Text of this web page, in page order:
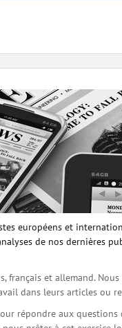
européens et
de nos dernières
français et allemand.
dans leurs articles ou
répondre aux